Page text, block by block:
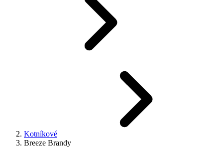
Kotníkové
Breeze Brandy